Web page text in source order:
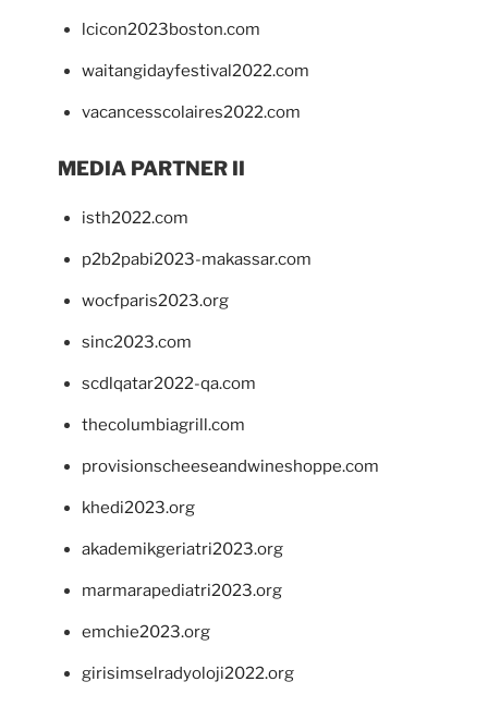
lcicon2023boston.com
waitangidayfestival2022.com
vacancesscolaires2022.com
MEDIA PARTNER II
isth2022.com
p2b2pabi2023-makassar.com
wocfparis2023.org
sinc2023.com
scdlqatar2022-qa.com
thecolumbiagrill.com
provisionscheeseandwineshoppe.com
khedi2023.org
akademikgeriatri2023.org
marmarapediatri2023.org
emchie2023.org
girisimselradyoloji2022.org